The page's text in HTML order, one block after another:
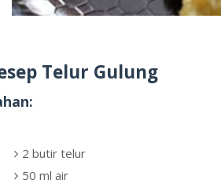
Telur Gulung
2 butir telur
50 ml air